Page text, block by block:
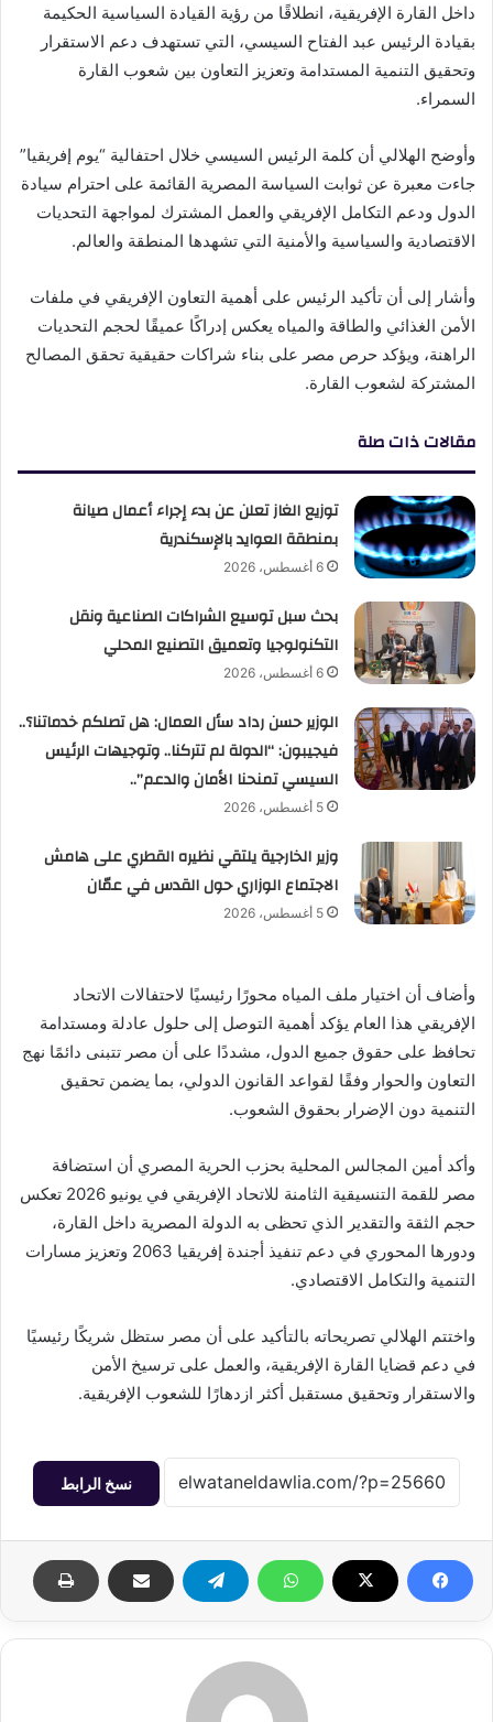
داخل القارة الإفريقية، انطلاقًا من رؤية القيادة السياسية الحكيمة
بقيادة الرئيس عبد الفتاح السيسي، التي تستهدف دعم الاستقرار
وتحقيق التنمية المستدامة وتعزيز التعاون بين شعوب القارة
السمراء.
وأوضح الهلالي أن كلمة الرئيس السيسي خلال احتفالية “يوم إفريقيا”
جاءت معبرة عن ثوابت السياسة المصرية القائمة على احترام سيادة
الدول ودعم التكامل الإفريقي والعمل المشترك لمواجهة التحديات
الاقتصادية والسياسية والأمنية التي تشهدها المنطقة والعالم.
وأشار إلى أن تأكيد الرئيس على أهمية التعاون الإفريقي في ملفات
الأمن الغذائي والطاقة والمياه يعكس إدراكًا عميقًا لحجم التحديات
الراهنة، ويؤكد حرص مصر على بناء شراكات حقيقية تحقق المصالح
المشتركة لشعوب القارة.
مقالات ذات صلة
توزيع الغاز تعلن عن بدء إجراء أعمال صيانة
بمنطقة العوايد بالإسكندرية
6 أغسطس، 2026
بحث سبل توسيع الشراكات الصناعية ونقل
التكنولوجيا وتعميق التصنيع المحلي
6 أغسطس، 2026
الوزير حسن رداد سأل العمال: هل تصلكم خدماتنا؟..
فيجيبون: “الدولة لم تتركنا.. وتوجيهات الرئيس
السيسي تمنحنا الأمان والدعم”..
5 أغسطس، 2026
وزير الخارجية يلتقي نظيره القطري على هامش
الاجتماع الوزاري حول القدس في عمّان
5 أغسطس، 2026
وأضاف أن اختيار ملف المياه محورًا رئيسيًا لاحتفالات الاتحاد
الإفريقي هذا العام يؤكد أهمية التوصل إلى حلول عادلة ومستدامة
تحافظ على حقوق جميع الدول، مشددًا على أن مصر تتبنى دائمًا نهج
التعاون والحوار وفقًا لقواعد القانون الدولي، بما يضمن تحقيق
التنمية دون الإضرار بحقوق الشعوب.
وأكد أمين المجالس المحلية بحزب الحرية المصري أن استضافة
مصر للقمة التنسيقية الثامنة للاتحاد الإفريقي في يونيو 2026 تعكس
حجم الثقة والتقدير الذي تحظى به الدولة المصرية داخل القارة،
ودورها المحوري في دعم تنفيذ أجندة إفريقيا 2063 وتعزيز مسارات
التنمية والتكامل الاقتصادي.
واختتم الهلالي تصريحاته بالتأكيد على أن مصر ستظل شريكًا رئيسيًا
في دعم قضايا القارة الإفريقية، والعمل على ترسيخ الأمن
والاستقرار وتحقيق مستقبل أكثر ازدهارًا للشعوب الإفريقية.
نسخ الرابط